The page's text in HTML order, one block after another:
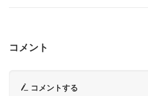
コメント
コメントする